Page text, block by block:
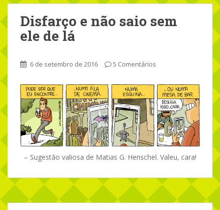
Disfarço e não saio sem
ele de lá
6 de setembro de 2016 5 Comentários
– Sugestão valiosa de Matias G. Henschel. Valeu, cara!